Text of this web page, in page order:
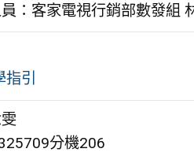
：客家電視行銷部數發組
引
分機206